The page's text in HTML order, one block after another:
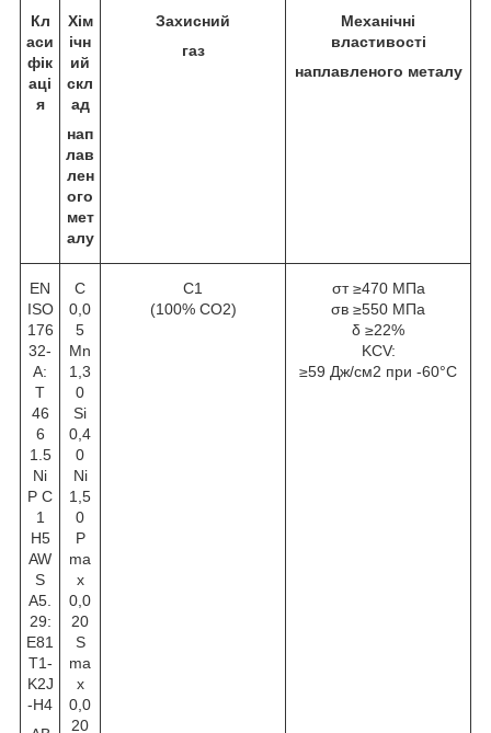
Кл
аси
фік
аці
я
Хім
ічн
ий
скл
ад
нап
лав
лен
ого
мет
алу
Захисний
газ
Механічні
властивості
наплавленого металу
EN
ISO
176
32-
A:
T
46
6
1.5
Ni
P C
1
H5
AW
S
A5.
29:
E81
T1-
K2J
-H4
С
0,0
5
Mn
1,3
0
Si
0,4
0
Ni
1,5
0
P
ma
x
0,0
20
S
ma
x
0,0
20
C1
(100% CO2)
σт ≥470 МПа
σв ≥550 МПа
δ ≥22%
KCV:
≥59 Дж/см2 при -60°С